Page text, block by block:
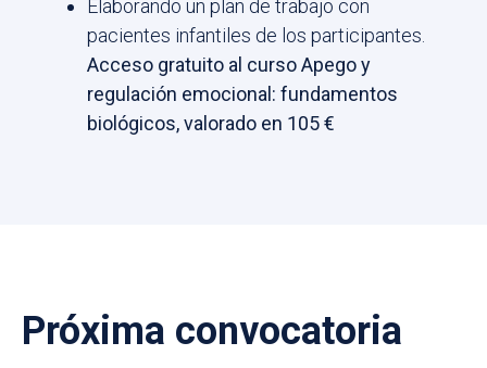
Elaborando un plan de trabajo con
pacientes infantiles de los participantes.
Acceso gratuito al curso Apego y
regulación emocional: fundamentos
biológicos, valorado en 105 €
Próxima convocatoria